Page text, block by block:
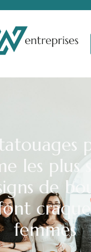
les plus
de
femmes